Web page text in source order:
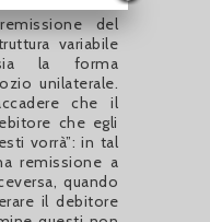
del
variabile
la forma
unilaterale.
che il
che egli
vorrà”: in tal
remissione a
quando
il debitore